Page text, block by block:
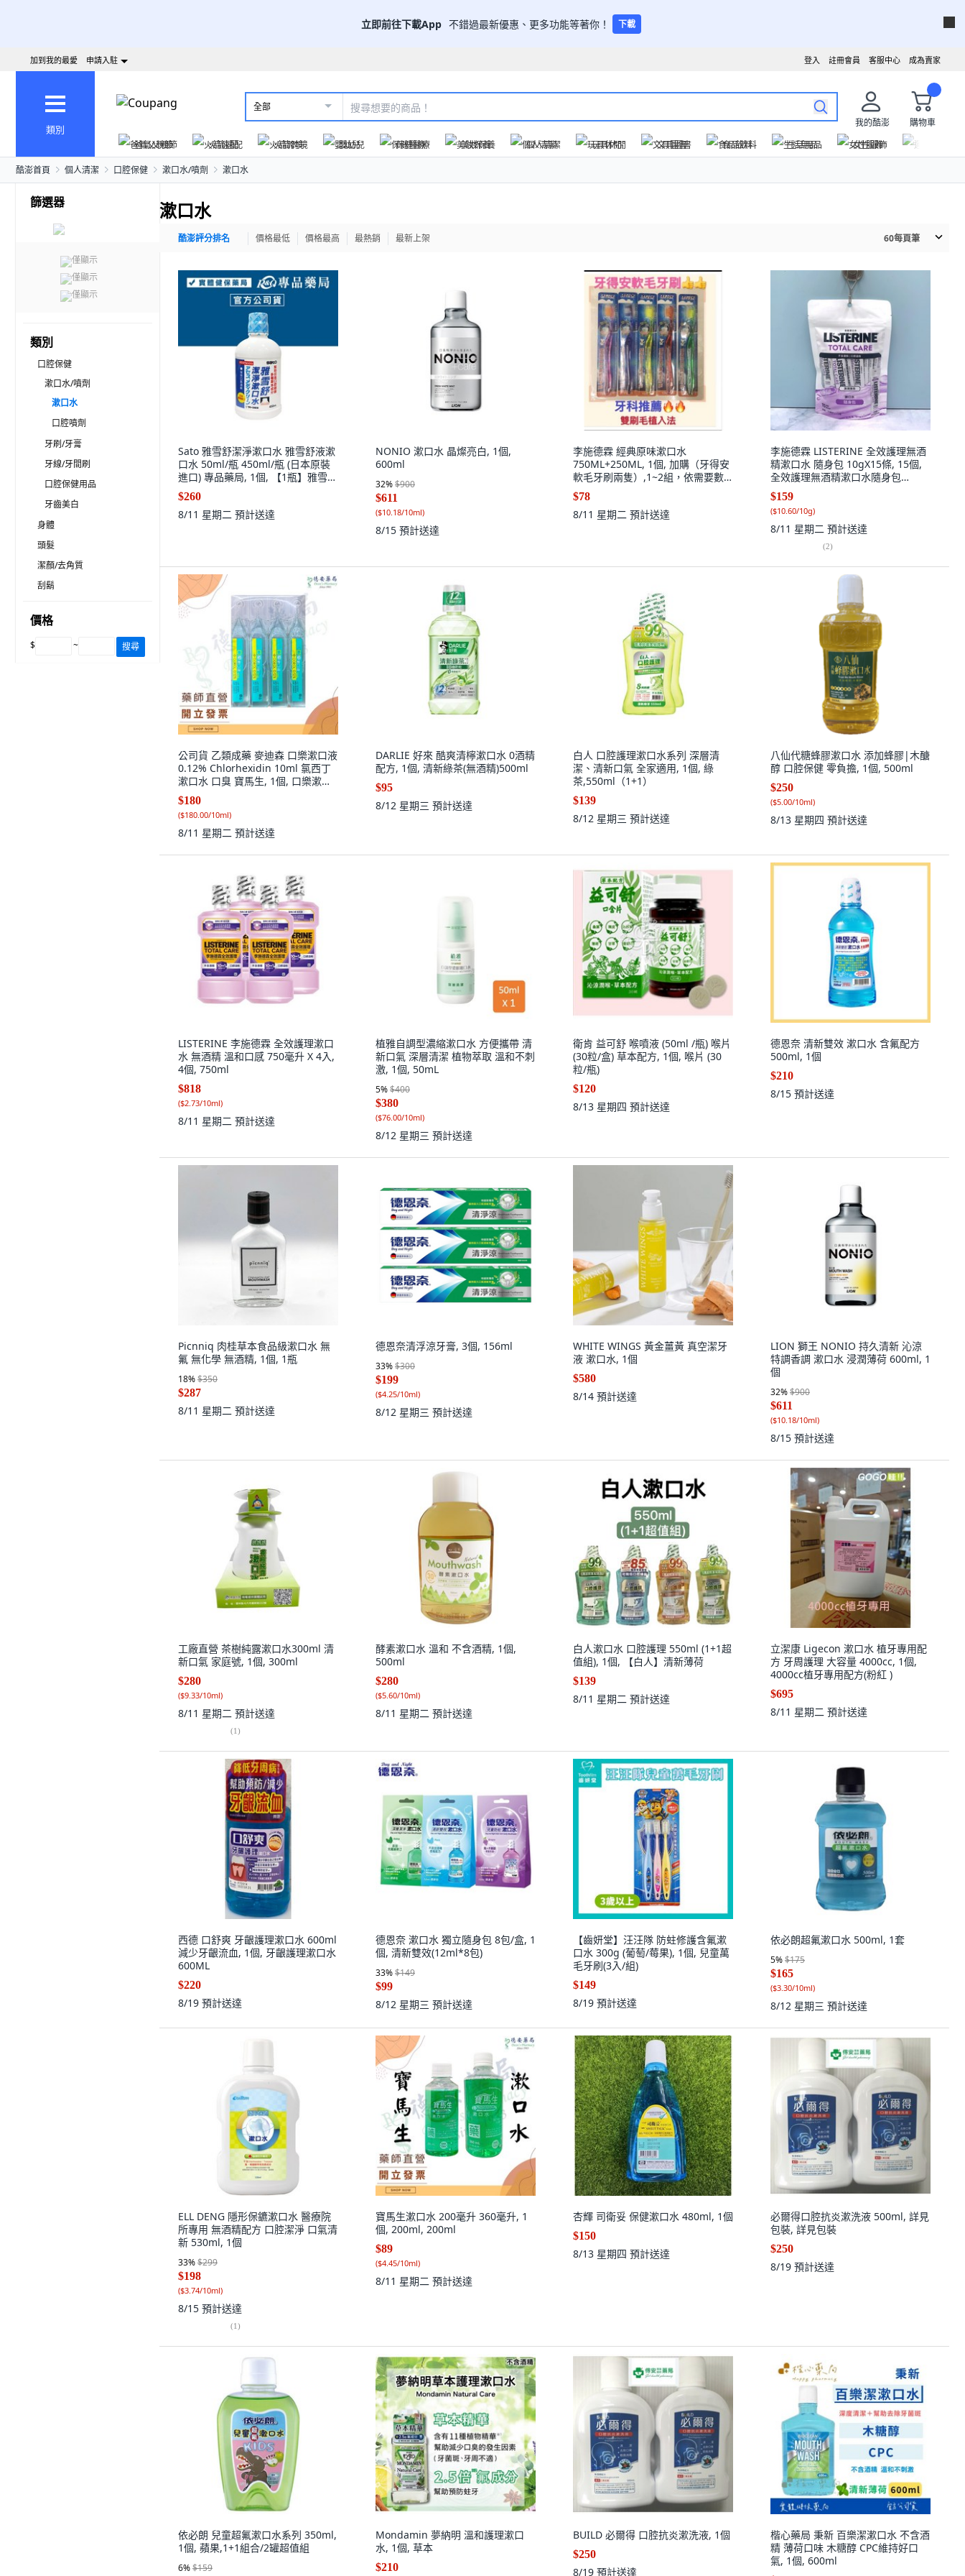
立即前往下載App 不錯過最新優惠、更多功能等著你！ 下載
成為賣家
客服中心
註冊會員
登入
加到我的最愛 申請入駐
類別
全部
我的酷澎
購物車
爸氣父親節
火箭速配 火箭跨境 嬰幼兒 保健醫療 美妝保養 個人清潔 玩具休閒 文具圖書 食品飲料 生活用品 女性服飾
酷澎首頁 個人清潔 口腔保健 漱口水/噴劑 漱口水
篩選器
僅顯示
僅顯示
僅顯示
類別
口腔保健
漱口水/噴劑
漱口水
口腔噴劑
牙刷/牙膏
牙線/牙間刷
口腔保健用品
牙齒美白
身體
頭髮
潔顏/去角質
刮鬍
價格
$ ~ 搜尋
漱口水
酷澎評分排名 價格最低 價格最高 最熱銷 最新上架 60每頁筆
Sato 雅雪舒潔淨漱口水 雅雪舒液漱
口水 50ml/瓶 450ml/瓶 (日本原裝
進口) 專品藥局, 1個, 【1瓶】雅雪舒
潔淨漱口水 450ml
$260
8/11 星期二 預計送達
NONIO 漱口水 晶燦亮白, 1個,
600ml
32%$900
$611
($10.18/10ml)
8/15 預計送達
李施德霖 經典原味漱口水
750ML+250ML, 1個, 加購（牙得安
軟毛牙刷兩隻）,1~2組，依需要數
量直接加
$78
8/11 星期二 預計送達
李施德霖 LISTERINE 全效護理無酒
精漱口水 隨身包 10gX15條, 15個,
全效護理無酒精漱口水隨身包
10gX15條, 10g
$159
($10.60/10g)
8/11 星期二 預計送達
(2)
公司貨 乙類成藥 麥迪森 口樂漱口液
0.12% Chlorhexidin 10ml 氯西丁
漱口水 口臭 寶馬生, 1個, 口樂漱口
液 10mlx16瓶/盒
$180
($180.00/10ml)
8/11 星期二 預計送達
DARLIE 好來 酷爽清檸漱口水 0酒精
配方, 1個, 清新綠茶(無酒精)500ml
$95
8/12 星期三 預計送達
白人 口腔護理漱口水系列 深層清
潔、清新口氣 全家適用, 1個, 綠
茶,550ml（1+1）
$139
8/12 星期三 預計送達
八仙代糖蜂膠漱口水 添加蜂膠|木醣
醇 口腔保健 零負擔, 1個, 500ml
$250
($5.00/10ml)
8/13 星期四 預計送達
LISTERINE 李施德霖 全效護理漱口
水 無酒精 溫和口感 750毫升 X 4入,
4個, 750ml
$818
($2.73/10ml)
8/11 星期二 預計送達
植雅自調型濃縮漱口水 方便攜帶 清
新口氣 深層清潔 植物萃取 溫和不刺
激, 1個, 50mL
5%$400
$380
($76.00/10ml)
8/12 星期三 預計送達
衛肯 益可舒 喉噴液 (50ml /瓶) 喉片
(30粒/盒) 草本配方, 1個, 喉片 (30
粒/瓶)
$120
8/13 星期四 預計送達
德恩奈 清新雙效 漱口水 含氟配方
500ml, 1個
$210
8/15 預計送達
Picnniq 肉桂草本食品級漱口水 無
氟 無化學 無酒精, 1個, 1瓶
18%$350
$287
8/11 星期二 預計送達
德恩奈清浮涼牙膏, 3個, 156ml
33%$300
$199
($4.25/10ml)
8/12 星期三 預計送達
WHITE WINGS 黃金薑黃 真空潔牙
液 漱口水, 1個
$580
8/14 預計送達
LION 獅王 NONIO 持久清新 沁涼
特調香調 漱口水 浸潤薄荷 600ml, 1
個
32%$900
$611
($10.18/10ml)
8/15 預計送達
工廠直營 茶樹純露漱口水300ml 清
新口氣 家庭號, 1個, 300ml
$280
($9.33/10ml)
8/11 星期二 預計送達
(1)
酵素漱口水 溫和 不含酒精, 1個,
500ml
$280
($5.60/10ml)
8/11 星期二 預計送達
白人漱口水 口腔護理 550ml (1+1超
值組), 1個, 【白人】清新薄荷
$139
8/11 星期二 預計送達
立潔康 Ligecon 漱口水 植牙專用配
方 牙周護理 大容量 4000cc, 1個,
4000cc植牙專用配方(粉紅 )
$695
8/11 星期二 預計送達
西德 口舒爽 牙齦護理漱口水 600ml
減少牙齦流血, 1個, 牙齦護理漱口水
600ML
$220
8/19 預計送達
德恩奈 漱口水 獨立隨身包 8包/盒, 1
個, 清新雙效(12ml*8包)
33%$149
$99
8/12 星期三 預計送達
【齒妍堂】汪汪隊 防蛀修護含氟漱
口水 300g (葡萄/莓果), 1個, 兒童萬
毛牙刷(3入/組)
$149
8/19 預計送達
依必朗超氟漱口水 500ml, 1套
5%$175
$165
($3.30/10ml)
8/12 星期三 預計送達
ELL DENG 隱形保鑣漱口水 醫療院
所專用 無酒精配方 口腔潔淨 口氣清
新 530ml, 1個
33%$299
$198
($3.74/10ml)
8/15 預計送達
(1)
寶馬生漱口水 200毫升 360毫升, 1
個, 200ml, 200ml
$89
($4.45/10ml)
8/11 星期二 預計送達
杏輝 司衛妥 保健漱口水 480ml, 1個
$150
8/13 星期四 預計送達
必爾得口腔抗炎漱洗液 500ml, 詳見
包裝, 詳見包裝
$250
8/19 預計送達
依必朗 兒童超氟漱口水系列 350ml,
1個, 蘋果,1+1組合/2罐超值組
6%$159
Mondamin 夢納明 溫和護理漱口
水, 1個, 草本
$210
BUILD 必爾得 口腔抗炎漱洗液, 1個
$250
8/19 預計送達
楷心藥局 秉新 百樂潔漱口水 不含酒
精 薄荷口味 木糖醇 CPC維持好口
氣, 1個, 600ml